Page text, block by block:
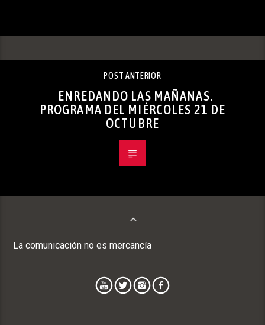
POST ANTERIOR
ENREDANDO LAS MAÑANAS.
PROGRAMA DEL MIÉRCOLES 21 DE
OCTUBRE
La comunicación no es mercancía